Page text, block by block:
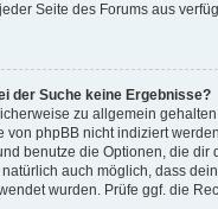
Seite des Forums aus
der Suche keine Ergebnisse?
zu allgemein
von phpBB nicht indiziert
benutze die Optionen, die dir
auch möglich, dass
wurden. Prüfe ggf. die